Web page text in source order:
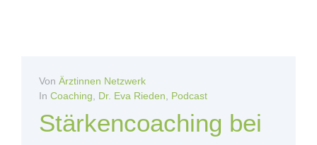
Von Ärztinnen Netzwerk
In Coaching Dr. Eva Rieden Podcast
Stärkencoaching bei